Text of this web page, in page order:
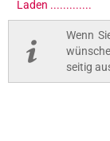
Laden ..............
Wenn
seitig